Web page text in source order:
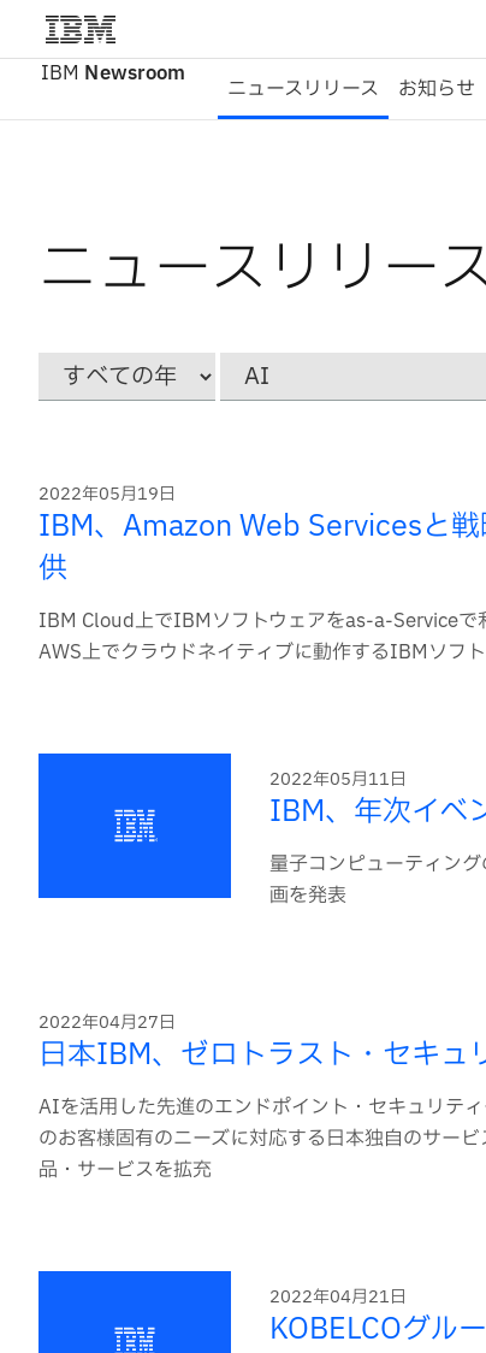
IBM Newsroom
ニュースリリース お知らせ
ニュースリリー
Year カ
ゴ
2022年05月19日
IBM、Amazon Web Servicesと
供
IBM Cloud上でIBMソフトウェアをas-a-Serviceで
AWS上でクラウドネイティブに動作するIBMソフ
2022年05月11日
IBM、年次イベ
量子コンピューティン
画を発表
2022年04月27日
日本IBM、ゼロトラスト・セキ
AIを活用した先進のエンドポイント・セキュリテ
のお客様固有のニーズに対応する日本独自のサー
品・サービスを拡充
2022年04月21日
KOBELCOグル